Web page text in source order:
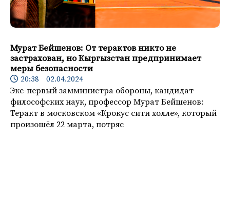
Мурат Бейшенов: От терактов никто не
застрахован, но Кыргызстан предпринимает
меры безопасности
20:38 02.04.2024
Экс-первый замминистра обороны, кандидат
философских наук, профессор Мурат Бейшенов:
Теракт в московском «Крокус сити холле», который
произошёл 22 марта, потряс